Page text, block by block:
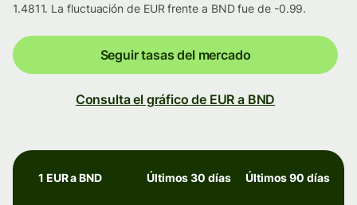
1.4811. La fluctuación de EUR frente a BND fue de -0.99.
Seguir tasas del mercado
Consulta el gráfico de EUR a BND
1 EUR a BND Últimos 30 días Últimos 90 días